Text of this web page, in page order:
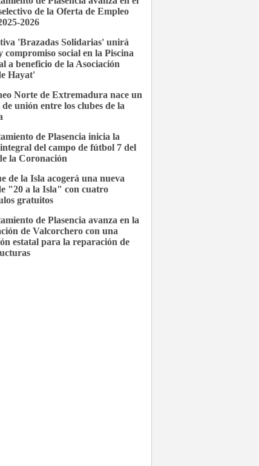
de la Oferta de Empleo
2026
'Brazadas Solidarias' unirá
compromiso social en la Piscina
a beneficio de la Asociación
Hayat'
Norte de Extremadura nace un
unión entre los clubes de la
de Plasencia inicia la
del campo de fútbol 7 del
la Coronación
de la Isla acogerá una nueva
"20 a la Isla" con cuatro
gratuitos
de Plasencia avanza en la
de Valcorchero con una
estatal para la reparación de